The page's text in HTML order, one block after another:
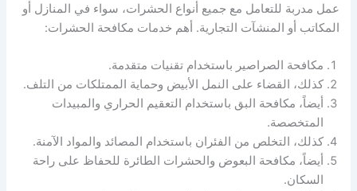
عمل مدربة للتعامل مع جميع أنواع الحشرات، سواء في المنازل أو
المكاتب أو المنشآت التجارية. أهم خدمات مكافحة الحشرات:
مكافحة الصراصير باستخدام تقنيات متقدمة.
كذلك، القضاء على النمل الأبيض وحماية الممتلكات من التلف.
أيضاً، مكافحة البق باستخدام التعقيم الحراري والمبيدات
المتخصصة.
كذلك، التخلص من الفئران باستخدام المصائد والمواد الآمنة.
أيضاً، مكافحة البعوض والحشرات الطائرة للحفاظ على راحة
السكان.